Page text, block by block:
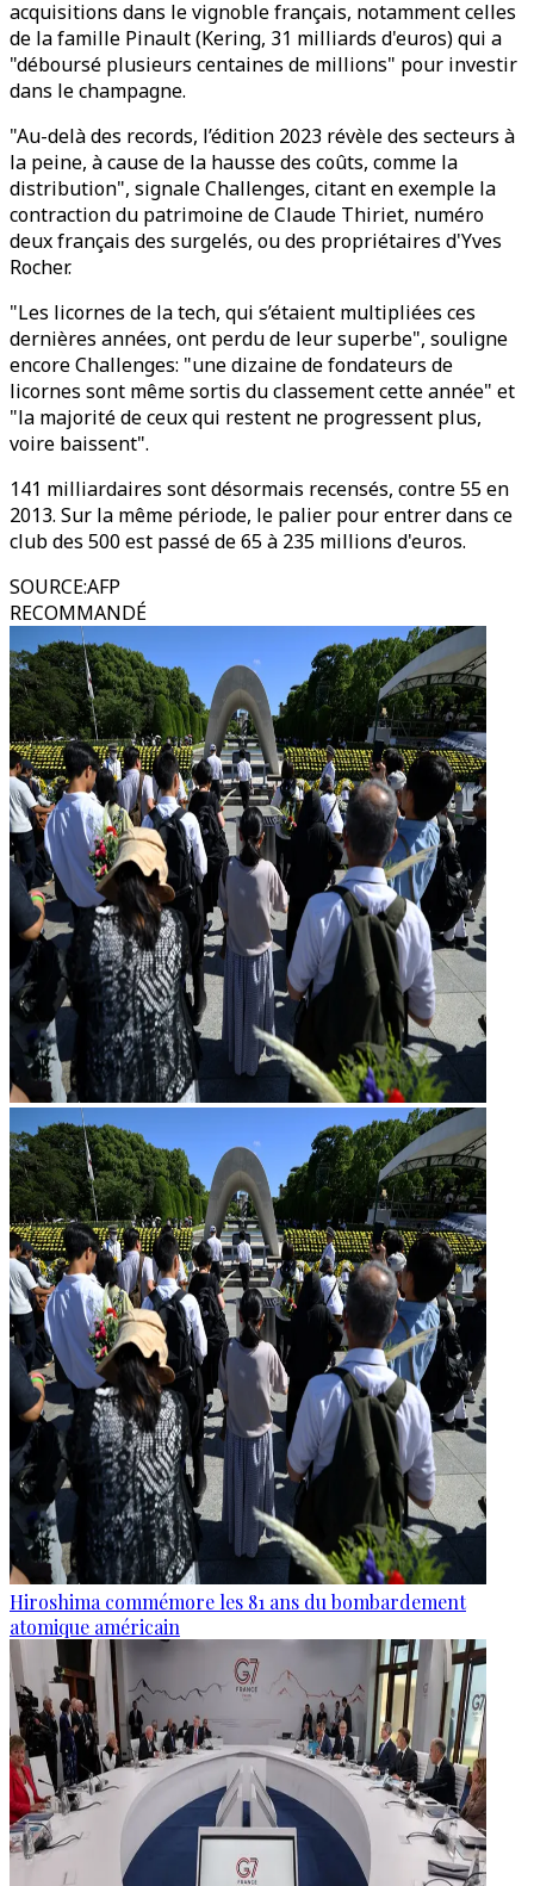
acquisitions dans le vignoble français, notamment celles
de la famille Pinault (Kering, 31 milliards d'euros) qui a
"déboursé plusieurs centaines de millions" pour investir
dans le champagne.
"Au-delà des records, l’édition 2023 révèle des secteurs à
la peine, à cause de la hausse des coûts, comme la
distribution", signale Challenges, citant en exemple la
contraction du patrimoine de Claude Thiriet, numéro
deux français des surgelés, ou des propriétaires d'Yves
Rocher.
"Les licornes de la tech, qui s’étaient multipliées ces
dernières années, ont perdu de leur superbe", souligne
encore Challenges: "une dizaine de fondateurs de
licornes sont même sortis du classement cette année" et
"la majorité de ceux qui restent ne progressent plus,
voire baissent".
141 milliardaires sont désormais recensés, contre 55 en
2013. Sur la même période, le palier pour entrer dans ce
club des 500 est passé de 65 à 235 millions d'euros.
SOURCE:AFP
RECOMMANDÉ
Hiroshima commémore les 81 ans du bombardement
atomique américain